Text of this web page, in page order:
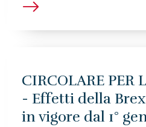
CIRCOLARE PER
- Effetti della
in vigore dal 1°